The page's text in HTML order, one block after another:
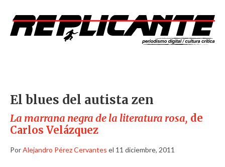
El blues del autista zen
La marrana negra de la literatura rosa, de
Carlos Velázquez
PorAlejandro Pérez Cervantes el 11 diciembre, 2011